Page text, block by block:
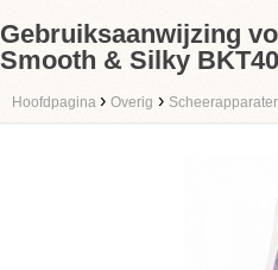
Gebruiksaanwijzing
Smooth & Silky
Hoofdpagina › Overig ›